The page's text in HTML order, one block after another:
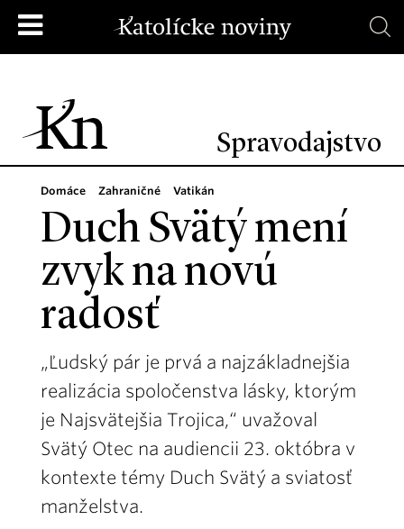
Spravodajstvo
Domáce Zahraničné Vatikán
Duch Svätý mení
zvyk na novú
radosť
„Ľudský pár je prvá a najzákladnejšia
realizácia spoločenstva lásky, ktorým
je Najsvätejšia Trojica,“ uvažoval
Svätý Otec na audiencii 23. októbra v
kontexte témy Duch Svätý a sviatosť
manželstva.